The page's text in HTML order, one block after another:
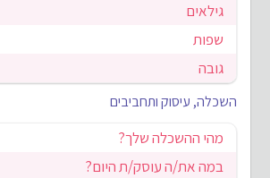
גילאים
שפות
גובה
השכלה, עיסוק ותחביבים
מהי ההשכלה שלך?
במה את/ה עוסק/ת היום?